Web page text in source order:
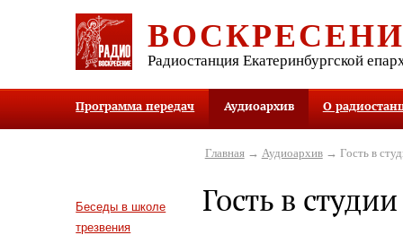
Радиостанция Екатеринбургской
Программа передач Аудиоархив О
Беседы в школе
трезвения
Главная→ Аудиоархив→ Гость в
Гость в студии